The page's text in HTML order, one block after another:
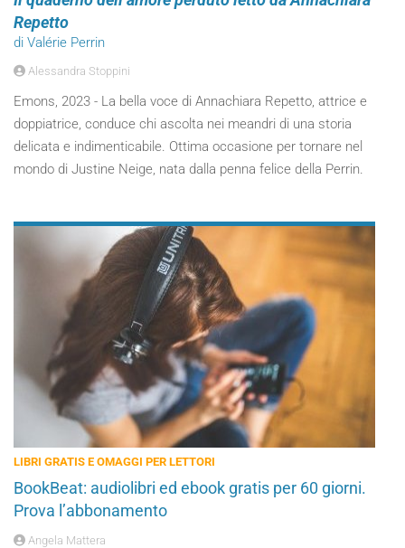
Repetto
di Valérie Perrin
Alessandra Stoppini
Emons, 2023 - La bella voce di Annachiara Repetto, attrice e
doppiatrice, conduce chi ascolta nei meandri di una storia
delicata e indimenticabile. Ottima occasione per tornare nel
mondo di Justine Neige, nata dalla penna felice della Perrin.
LIBRI GRATIS E OMAGGI PER LETTORI
BookBeat: audiolibri ed ebook gratis per 60 giorni.
Prova l’abbonamento
Angela Mattera